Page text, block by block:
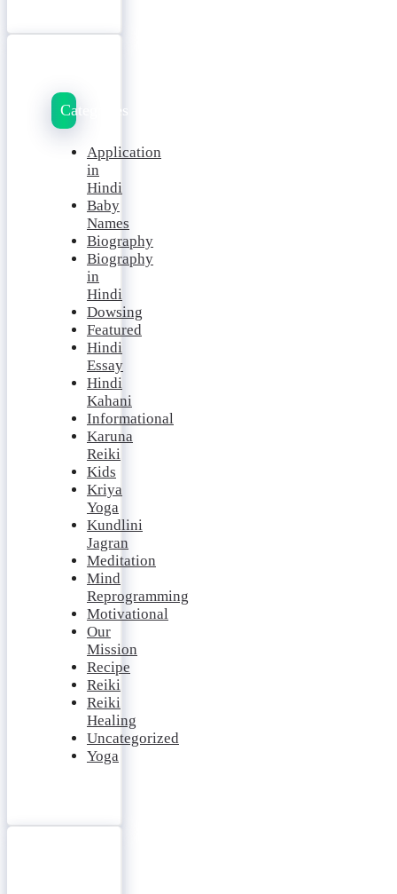
Categories
Application
in
Hindi
Baby
Names
Biography
Biography
in
Hindi
Dowsing
Featured
Hindi
Essay
Hindi
Kahani
Informational
Karuna
Reiki
Kids
Kriya
Yoga
Kundlini
Jagran
Meditation
Mind
Reprogramming
Motivational
Our
Mission
Recipe
Reiki
Reiki
Healing
Uncategorized
Yoga